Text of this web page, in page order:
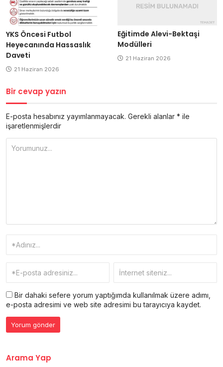
YKS Öncesi Futbol
Heyecanında Hassaslık
Daveti
21 Haziran 2026
Eğitimde Alevi-Bektaşi
Modülleri
21 Haziran 2026
Bir cevap yazın
E-posta hesabınız yayımlanmayacak. Gerekli alanlar * ile
işaretlenmişlerdir
Bir dahaki sefere yorum yaptığımda kullanılmak üzere adımı,
e-posta adresimi ve web site adresimi bu tarayıcıya kaydet.
Arama Yap